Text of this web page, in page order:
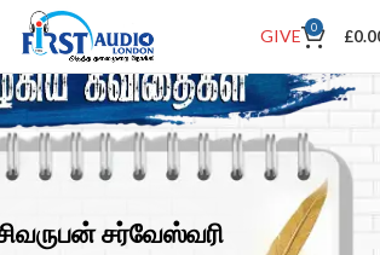
GIVE 0 £
சர்வேஸ்வரி